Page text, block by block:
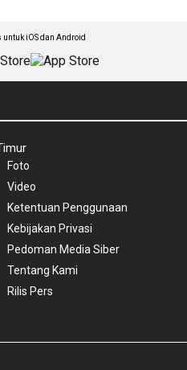
iOS dan Android
Foto
Video
Ketentuan Penggunaan
Kebijakan Privasi
Pedoman Media Siber
Tentang Kami
Rilis Pers